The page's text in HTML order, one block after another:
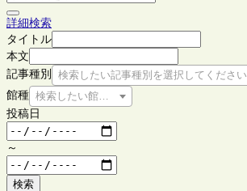
詳細検索
タイトル
本文
記事種別
検索したい記事種別を選択してください
館種 検索したい館種を選択してください
投稿日
～
検索